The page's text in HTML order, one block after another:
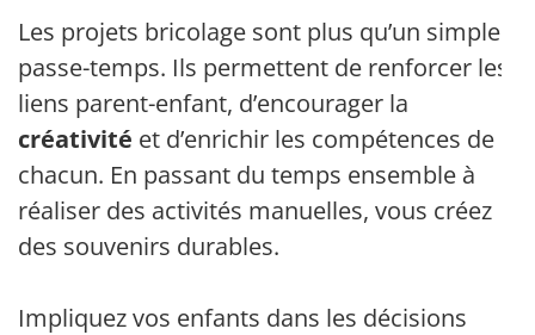
Les projets bricolage sont plus qu’un simple
passe-temps. Ils permettent de renforcer les
liens parent-enfant, d’encourager la
créativité et d’enrichir les compétences de
chacun. En passant du temps ensemble à
réaliser des activités manuelles, vous créez
des souvenirs durables.
Impliquez vos enfants dans les décisions